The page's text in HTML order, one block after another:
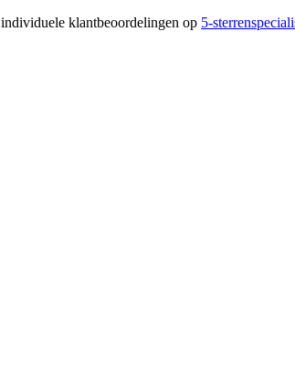
individuele klantbeoordelingen op 5-